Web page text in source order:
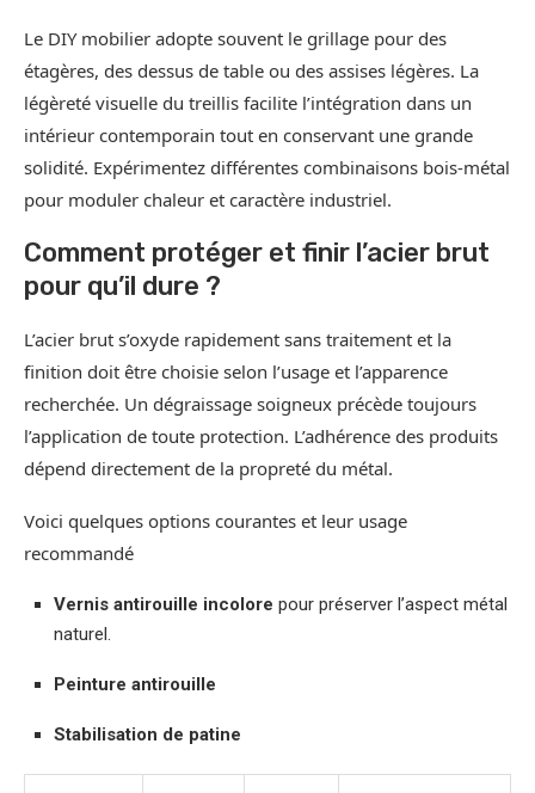
Le DIY mobilier adopte souvent le grillage pour des
étagères, des dessus de table ou des assises légères. La
légèreté visuelle du treillis facilite l’intégration dans un
intérieur contemporain tout en conservant une grande
solidité. Expérimentez différentes combinaisons bois-métal
pour moduler chaleur et caractère industriel.
Comment protéger et finir l’acier brut
pour qu’il dure ?
L’acier brut s’oxyde rapidement sans traitement et la
finition doit être choisie selon l’usage et l’apparence
recherchée. Un dégraissage soigneux précède toujours
l’application de toute protection. L’adhérence des produits
dépend directement de la propreté du métal.
Voici quelques options courantes et leur usage
recommandé
Vernis antirouille incolore pour préserver l’aspect métal
naturel.
Peinture antirouille
Stabilisation de patine